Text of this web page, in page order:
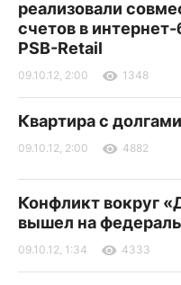
реализовали
счетов в
PSB-Retail
09.10.12, 2:00 1348
Квартира с долгами
09.10.12, 2:00 4882
Конфликт вокруг
вышел на
09.10.12, 1:34 4333